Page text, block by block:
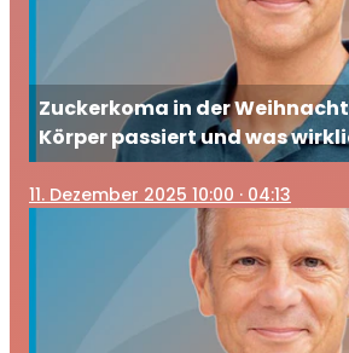
Zuckerkoma in der
Körper passiert und was
11. Dezember 2025 10:00 · 04:13